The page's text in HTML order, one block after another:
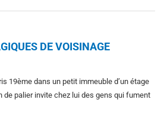
DE VOISINAGE
19ème dans un petit immeuble d’un étage
de palier invite chez lui des gens qui fument